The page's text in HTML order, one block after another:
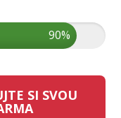
90%
SI SVOU